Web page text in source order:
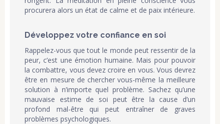
procurera alors un état de calme et de paix intérieure.
Développez votre confiance en soi
Rappelez-vous que tout le monde peut ressentir de la
peur, c’est une émotion humaine. Mais pour pouvoir
la combattre, vous devez croire en vous. Vous devrez
être en mesure de chercher vous-même la meilleure
solution à n’importe quel problème. Sachez qu’une
mauvaise estime de soi peut être la cause d’un
profond mal-être qui peut entraîner de graves
problèmes psychologiques.